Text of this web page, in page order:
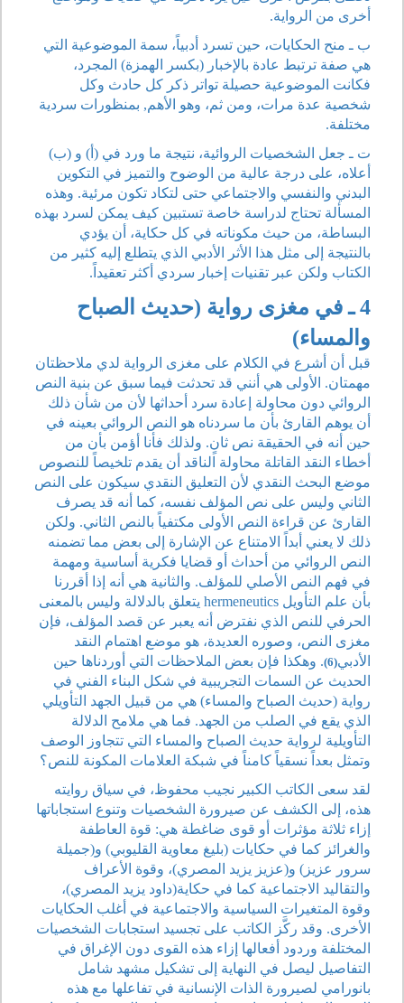
أخرى من الرواية.
ب ـ منح الحكايات، حين تسرد أدبياً، سمة الموضوعية التي
هي صفة ترتبط عادة بالإخبار (بكسر الهمزة) المجرد،
فكانت الموضوعية حصيلة تواتر ذكر كل حادث وكل
شخصية عدة مرات، ومن ثم، وهو الأهم, بمنظورات سردية
مختلفة.
ت ـ جعل الشخصيات الروائية، نتيجة ما ورد في (أ) و (ب)
أعلاه، على درجة عالية من الوضوح والتميز في التكوين
البدني والنفسي والاجتماعي حتى لتكاد تكون مرئية. وهذه
المسألة تحتاج لدراسة خاصة تستبين كيف يمكن لسرد بهذه
البساطة، من حيث مكوناته في كل حكاية، أن يؤدي
بالنتيجة إلى مثل هذا الأثر الأدبي الذي يتطلع إليه كثير من
الكتاب ولكن عبر تقنيات إخبار سردي أكثر تعقيداً.
4 ـ في مغزى رواية (حديث الصباح
والمساء)
قبل أن أشرع في الكلام على مغزى الرواية لدي ملاحظتان
مهمتان. الأولى هي أنني قد تحدثت فيما سبق عن بنية النص
الروائي دون محاولة إعادة سرد أحداثها لأن من شأن ذلك
أن يوهم القارئ بأن ما سردناه هو النص الروائي بعينه في
حين أنه في الحقيقة نص ثانٍ. ولذلك فأنا أؤمن بأن من
أخطاء النقد القاتلة محاولة الناقد أن يقدم تلخيصاً للنصوص
موضع البحث النقدي لأن التعليق النقدي سيكون على النص
الثاني وليس على نص المؤلف نفسه، كما أنه قد يصرف
القارئ عن قراءة النص الأولى مكتفياً بالنص الثاني. ولكن
ذلك لا يعني أبداً الامتناع عن الإشارة إلى بعض مما تضمنه
النص الروائي من أحداث أو قضايا فكرية أساسية ومهمة
في فهم النص الأصلي للمؤلف. والثانية هي أنه إذا أقررنا
بأن علم التأويل hermeneutics يتعلق بالدلالة وليس بالمعنى
الحرفي للنص الذي نفترض أنه يعبر عن قصد المؤلف، فإن
مغزى النص، وصوره العديدة، هو موضع اهتمام النقد
الأدبي(6)
. وهكذا فإن بعض الملاحظات التي أوردناها حين
الحديث عن السمات التجريبية في شكل البناء الفني في
رواية (حديث الصباح والمساء) هي من قبيل الجهد التأويلي
الذي يقع في الصلب من الجهد. فما هي ملامح الدلالة
التأويلية لرواية حديث الصباح والمساء التي تتجاوز الوصف
وتمثل بعداً نسقياً كامناً في شبكة العلامات المكونة للنص؟
لقد سعى الكاتب الكبير نجيب محفوظ، في سياق روايته
هذه، إلى الكشف عن صيرورة الشخصيات وتنوع استجاباتها
إزاء ثلاثة مؤثرات أو قوى ضاغطة هي: قوة العاطفة
والغرائز كما في حكايات (بليغ معاوية القليوبي) و(جميلة
سرور عزيز) و(عزيز يزيد المصري)، وقوة الأعراف
والتقاليد الاجتماعية كما في حكاية(داود يزيد المصري)،
وقوة المتغيرات السياسية والاجتماعية في أغلب الحكايات
الأخرى. وقد ركَّز الكاتب على تجسيد استجابات الشخصيات
المختلفة وردود أفعالها إزاء هذه القوى دون الإغراق في
التفاصيل ليصل في النهاية إلى تشكيل مشهد شامل
بانورامي لصيرورة الذات الإنسانية في تفاعلها مع هذه